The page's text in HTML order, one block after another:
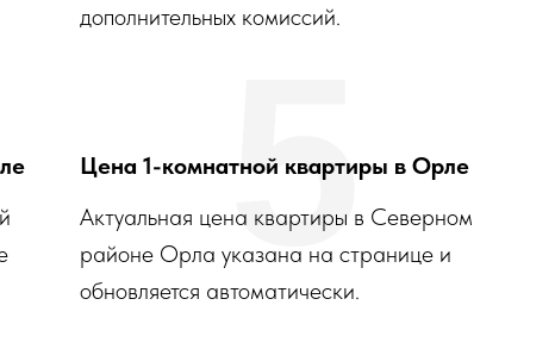
дополнительных комиссий.
Цена 1-комнатной квартиры в Орле
Актуальная цена квартиры в Северном
районе Орла указана на странице и
обновляется автоматически.
5